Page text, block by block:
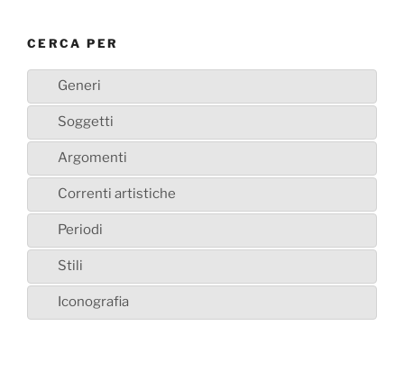
CERCA PER
Generi
Soggetti
Argomenti
Correnti artistiche
Periodi
Stili
Iconografia